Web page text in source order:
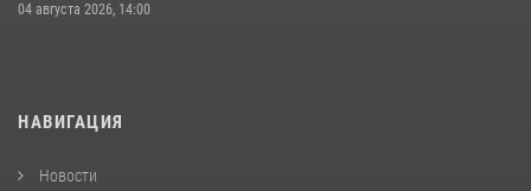
04 августа 2026, 14:00
НАВИГАЦИЯ
Новости